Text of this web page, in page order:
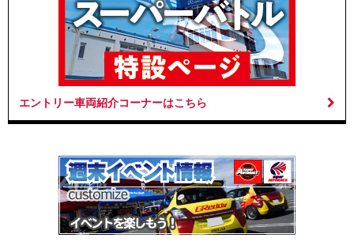
エントリー車両紹介コーナーはこちら